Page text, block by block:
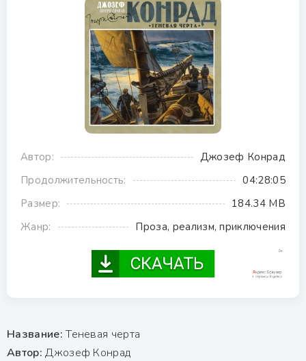
Автор:
Джозеф Конрад
Продолжительность:
04:28:05
Размер:
184.34 MB
Жанр:
Проза, реализм, приключения
Название:Теневая черта
Автор: Джозеф Конрад